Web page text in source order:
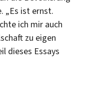
„Es ist ernst.
ich mir auch
zu eigen
dieses Essays